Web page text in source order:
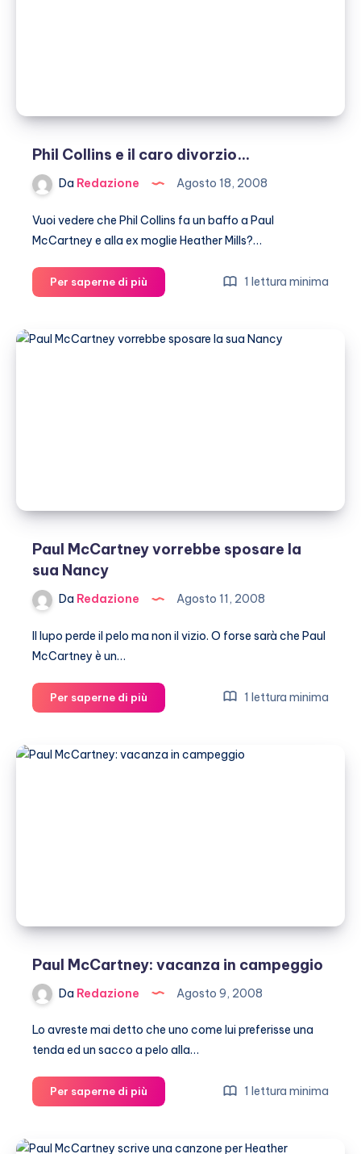
Phil Collins e il caro divorzio…
Da Redazione Agosto 18, 2008
Vuoi vedere che Phil Collins fa un baffo a Paul
McCartney e alla ex moglie Heather Mills?…
Per saperne di più
Collins
il
1 lettura minima
Paul McCartney vorrebbe sposare la
sua Nancy
Da Redazione Agosto 11, 2008
Il lupo perde il pelo ma non il vizio. O forse sarà che Paul
McCartney è un…
Per saperne di più
McCartney
sposare
1 lettura minima
Paul McCartney: vacanza in campeggio
Da Redazione Agosto 9, 2008
Lo avreste mai detto che uno come lui preferisse una
tenda ed un sacco a pelo alla…
Per saperne di più
McCartney:
in
1 lettura minima